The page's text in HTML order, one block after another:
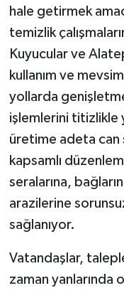
hale getirmek
temizlik
Kuyucular ve
kullanım ve
yollarda
işlemlerini titizlikle
üretime adeta can
kapsamlı
seralarına,
arazilerine
sağlanıyor.
Vatandaşlar,
zaman yanlarında